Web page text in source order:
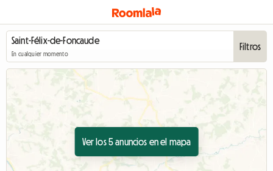
En cualquier momento
Filtros
Ver los 5 anuncios en el mapa